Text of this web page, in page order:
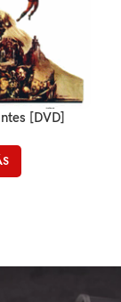
[DVD]